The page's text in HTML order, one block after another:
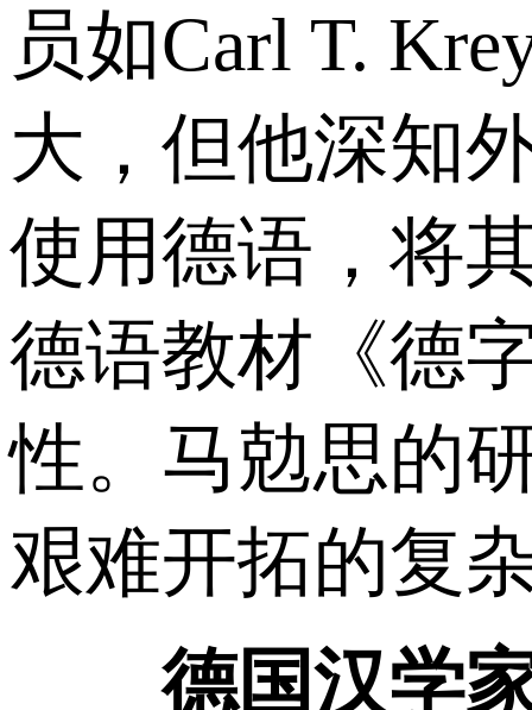
员如Carl T.
大，但他深知
使用德语，将
德语教材《德
性。马勊思的
艰难开拓的复
德国汉学